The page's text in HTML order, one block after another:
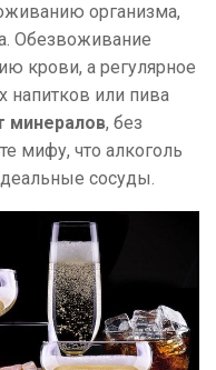
организма,
Обезвоживание
крови, а регулярное
напитков или пива
минералов, без
мифу, что алкоголь
сосуды.